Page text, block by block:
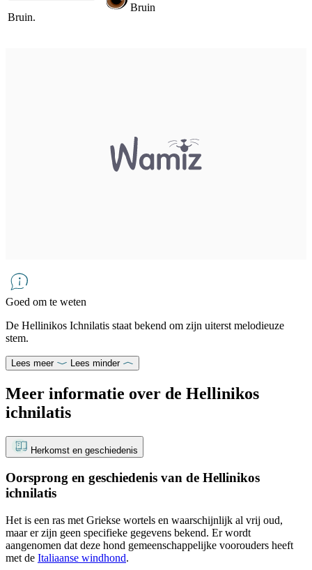
Bruin.
Bruin
Goed om te weten
De Hellinikos Ichnilatis staat bekend om zijn uiterst melodieuze
stem.
Lees meer Lees minder
Meer informatie over de Hellinikos
ichnilatis
Herkomst en geschiedenis
Oorsprong en geschiedenis van de Hellinikos
ichnilatis
Het is een ras met Griekse wortels en waarschijnlijk al vrij oud,
maar er zijn geen specifieke gegevens bekend. Er wordt
aangenomen dat deze hond gemeenschappelijke voorouders heeft
met de Italiaanse windhond.